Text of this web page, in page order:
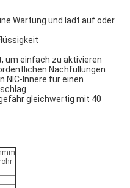
Wartung und lädt auf oder
um einfach zu aktivieren
Nachfüllungen
NIC-Innere für einen
gleichwertig mit 40